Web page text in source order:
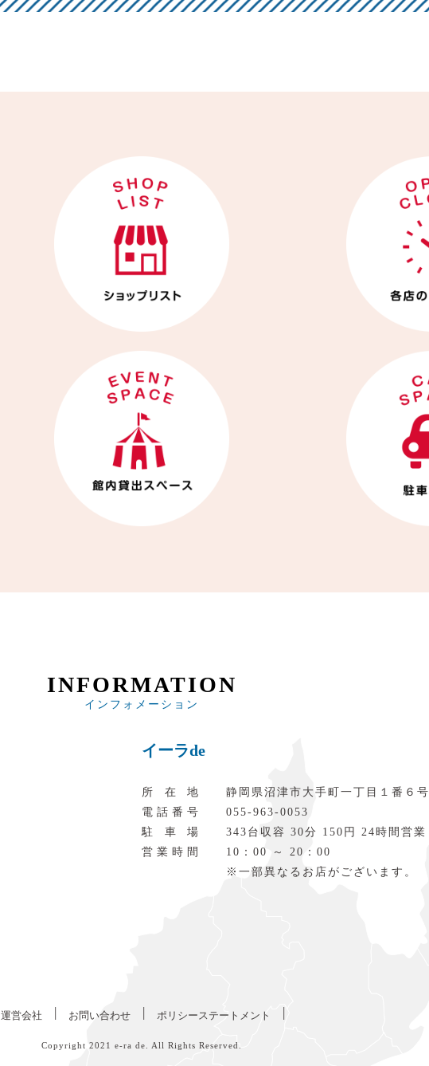
INFORMATION
インフォメーション
イーラde
所在地
静岡県沼津市大手町一丁目１番６号
電話番号
055‐963‐0053
駐車場
343台収容 30分 150円 24時間営業
営業時間
10：00 ～ 20：00
※一部異なるお店がございます。
運営会社 | お問い合わせ | ポリシーステートメント |
Copyright 2021 e-ra de . All Rights Reserved.